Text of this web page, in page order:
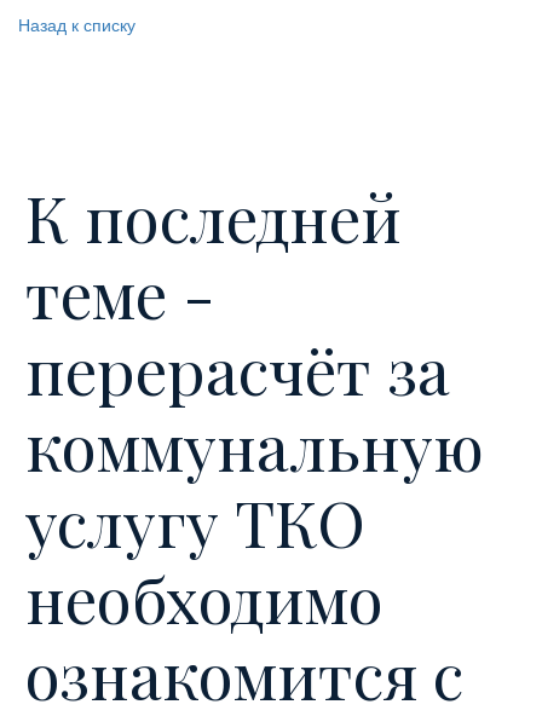
Назад к списку
К последней
теме -
перерасчёт за
коммунальную
услугу ТКО
необходимо
ознакомится с